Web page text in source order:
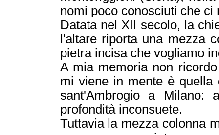
nomi poco conosciuti che
Datata nel XII secolo, la
l'altare riporta una mezza
pietra incisa che vogliamo
A mia memoria non
mi viene in mente è quella
sant'Ambrogio a Milano:
profondità inconsuete.
Tuttavia la mezza colonna